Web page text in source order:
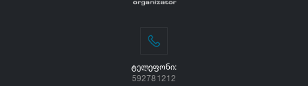
ᲢᲔᲚᲔᲤᲝᲜᲘ:
592781212